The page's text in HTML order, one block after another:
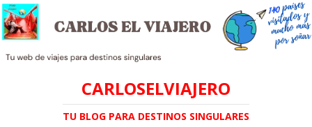
CARLOSELVIAJERO
TU BLOG PARA DESTINOS SINGULARES